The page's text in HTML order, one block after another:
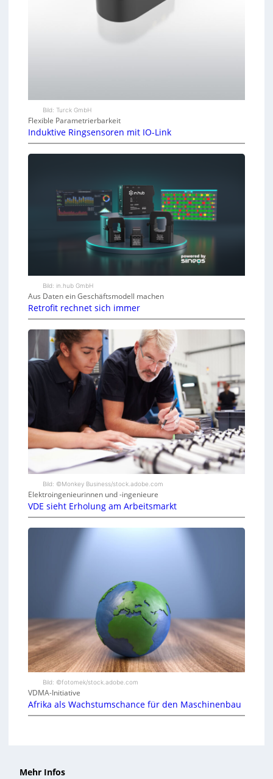
Bild: Turck GmbH
Flexible Parametrierbarkeit
Induktive Ringsensoren mit IO-Link
Bild: in.hub GmbH
Aus Daten ein Geschäftsmodell machen
Retrofit rechnet sich immer
Bild: ©Monkey Business/stock.adobe.com
Elektroingenieurinnen und -ingenieure
VDE sieht Erholung am Arbeitsmarkt
Bild: ©fotomek/stock.adobe.com
VDMA-Initiative
Afrika als Wachstumschance für den Maschinenbau
Mehr Infos